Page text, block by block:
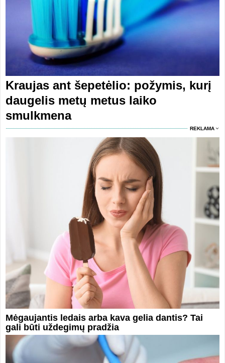
Kraujas ant šepetėlio: požymis, kurį
daugelis metų metus laiko
smulkmena
REKLAMA
Mėgaujantis ledais arba kava gelia dantis? Tai
gali būti uždegimų pradžia